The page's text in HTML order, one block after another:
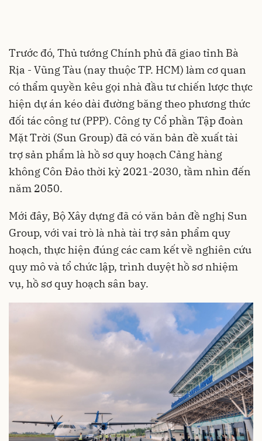
Trước đó, Thủ tướng Chính phủ đã giao tỉnh Bà
Rịa - Vũng Tàu (nay thuộc TP. HCM) làm cơ quan
có thẩm quyền kêu gọi nhà đầu tư chiến lược thực
hiện dự án kéo dài đường băng theo phương thức
đối tác công tư (PPP). Công ty Cổ phần Tập đoàn
Mặt Trời (Sun Group) đã có văn bản đề xuất tài
trợ sản phẩm là hồ sơ quy hoạch Cảng hàng
không Côn Đảo thời kỳ 2021-2030, tầm nhìn đến
năm 2050.
Mới đây, Bộ Xây dựng đã có văn bản đề nghị Sun
Group, với vai trò là nhà tài trợ sản phẩm quy
hoạch, thực hiện đúng các cam kết về nghiên cứu
quy mô và tổ chức lập, trình duyệt hồ sơ nhiệm
vụ, hồ sơ quy hoạch sân bay.